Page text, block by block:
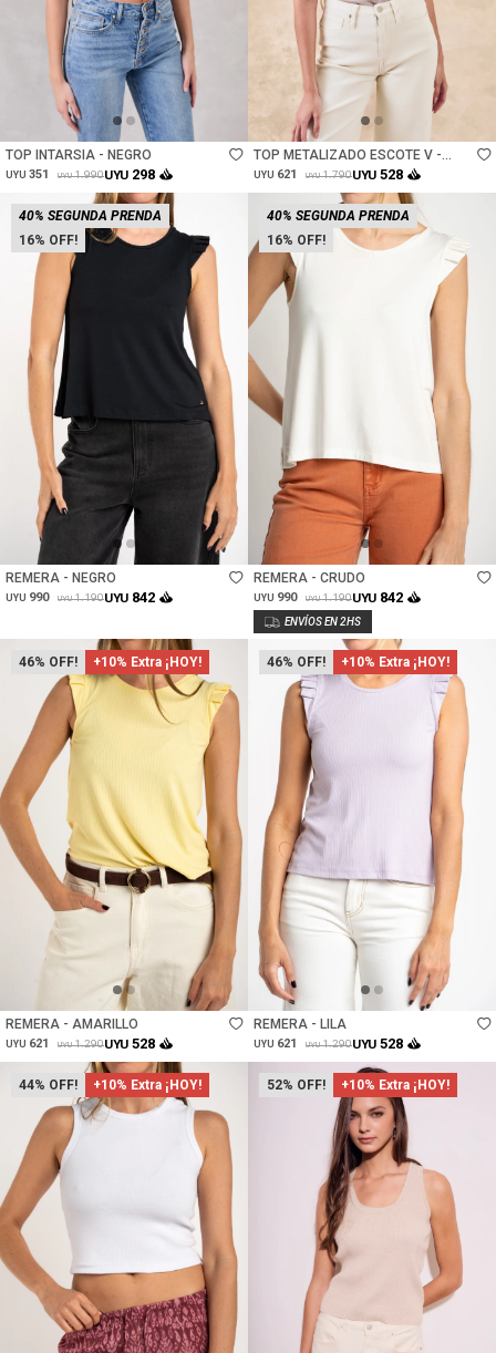
Talle
TOP INTARSIA - NEGRO
UYU 351 UYU 1.990UYU 298
Talle
TOP METALIZADO ESCOTE V -
ROSA
UYU 621 UYU 1.790UYU 528
16
40% SEGUNDA PRENDA
Talle
REMERA - NEGRO
UYU 990 UYU 1.190UYU 842
16
40% SEGUNDA PRENDA
REMERA - CRUDO
UYU 990 UYU 1.190UYU 842
46 +10% Extra ¡HOY!
REMERA - AMARILLO
UYU 621 UYU 1.290UYU 528
46 +10% Extra ¡HOY!
Talle
REMERA - LILA
UYU 621 UYU 1.290UYU 528
44 +10% Extra ¡HOY! 52 +10% Extra ¡HOY!